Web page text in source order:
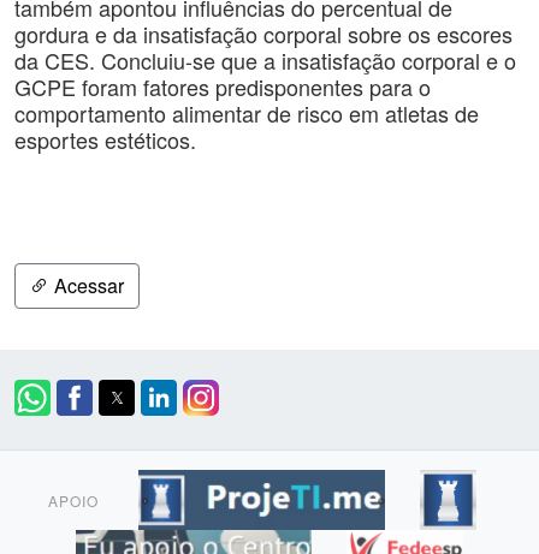
também apontou influências do percentual de
gordura e da insatisfação corporal sobre os escores
da CES. Concluiu-se que a insatisfação corporal e o
GCPE foram fatores predisponentes para o
comportamento alimentar de risco em atletas de
esportes estéticos.
Acessar
APOIO